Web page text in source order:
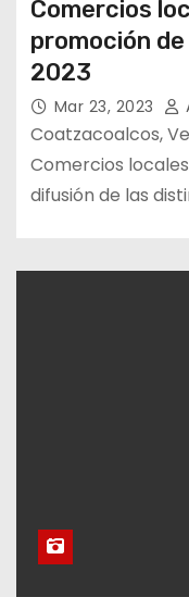
Comercios
promoción
2023
Mar 23, 2023
Coatzacoalcos,
Comercios
difusión de las